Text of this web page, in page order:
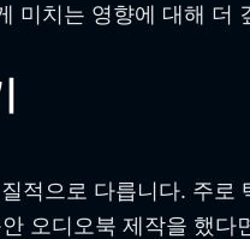
미치는 영향에 대해 더
적으로 다릅니다. 주
오디오북 제작을 했